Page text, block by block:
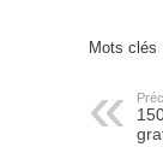
Mots clés